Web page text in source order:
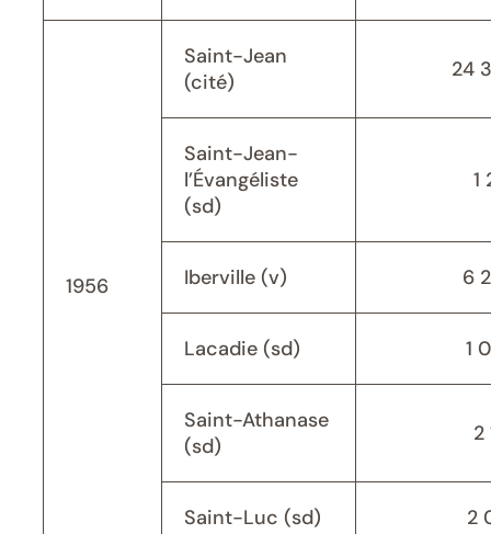
1956
Saint-Jean
(cité)
24
Saint-Jean-
l’Évangéliste
(sd)
1
Iberville (v) 6
Lacadie (sd) 1
Saint-Athanase
(sd)
2
Saint-Luc (sd) 2